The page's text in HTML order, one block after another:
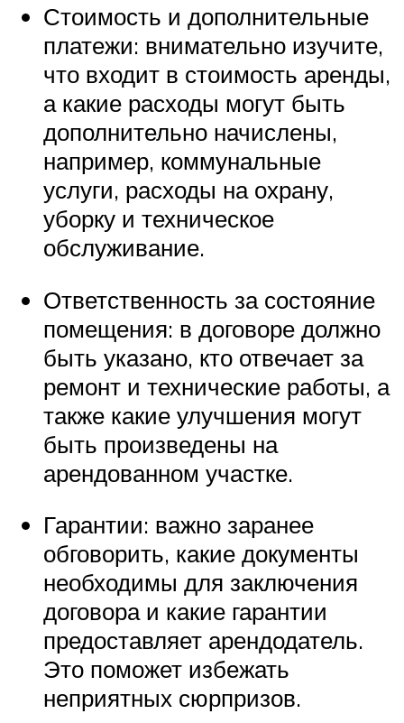
Стоимость и дополнительные
платежи: внимательно изучите,
что входит в стоимость аренды,
а какие расходы могут быть
дополнительно начислены,
например, коммунальные
услуги, расходы на охрану,
уборку и техническое
обслуживание.
Ответственность за состояние
помещения: в договоре должно
быть указано, кто отвечает за
ремонт и технические работы, а
также какие улучшения могут
быть произведены на
арендованном участке.
Гарантии: важно заранее
обговорить, какие документы
необходимы для заключения
договора и какие гарантии
предоставляет арендодатель.
Это поможет избежать
неприятных сюрпризов.